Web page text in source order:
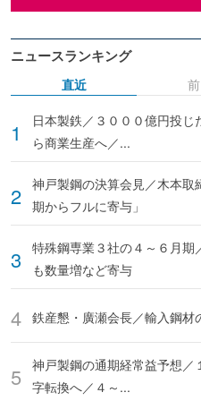
ニュースランキング
直近
日本製鉄／３０００億円投
ら商業生産へ／...
神戸製鋼の決算会見／木本
期からフルに寄与」
特殊鋼専業３社の４～６月
も数量増など寄与
鉄産懇・廣瀬会長／輸入鋼材
神戸製鋼の通期経常益予想
字転換へ／４～...